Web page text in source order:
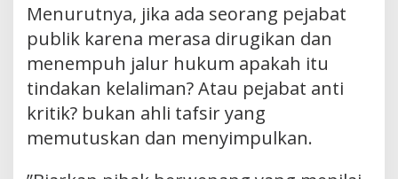
Menurutnya, jika ada seorang pejabat
publik karena merasa dirugikan dan
menempuh jalur hukum apakah itu
tindakan kelaliman? Atau pejabat anti
kritik? bukan ahli tafsir yang
memutuskan dan menyimpulkan.